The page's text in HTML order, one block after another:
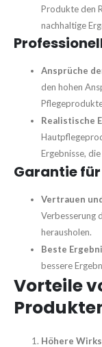
Produkte den
nachhaltige
Ansprüche
den hohen
Realistische
Ergebnisse,
Garantie
Vertrauen
Verbesserung
herausholen.
Beste
bessere
Vorteile
Höhere